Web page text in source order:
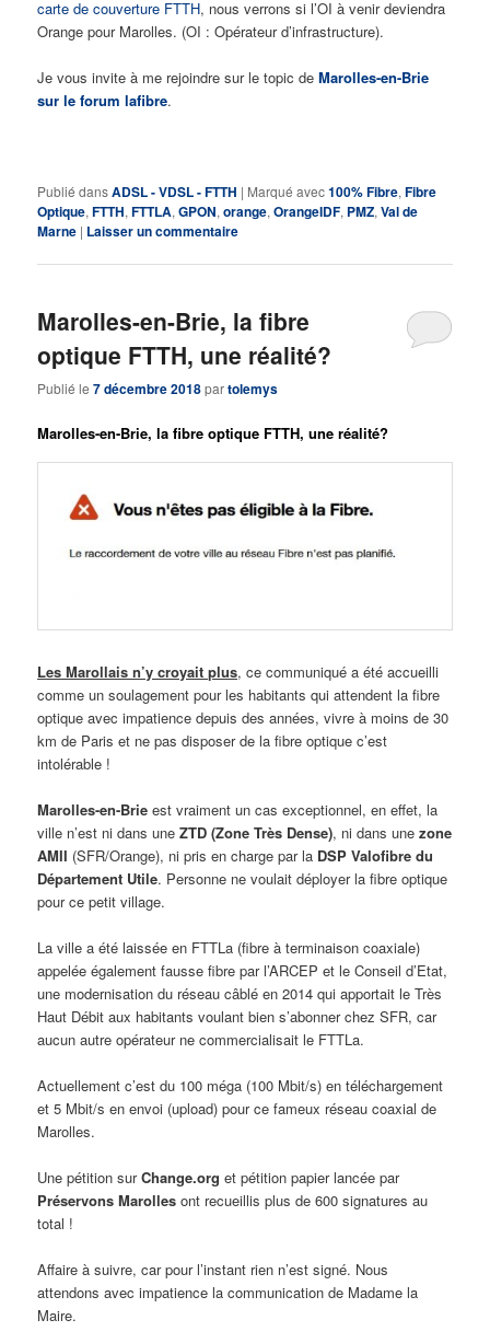
carte de couverture FTTH, nous verrons si l’OI à venir deviendra
Orange pour Marolles. (OI : Opérateur d’infrastructure).
Je vous invite à me rejoindre sur le topic deMarolles-en-Brie
sur le forum lafibre.
Publié dansADSL - VDSL - FTTH | Marqué avec100% Fibre,Fibre
Optique,FTTH,FTTLA,GPON,orange,OrangeIDF, PMZ,Val de
Marne | Laisser un commentaire
Marolles-en-Brie, la fibre
optique FTTH, une réalité?
Publié le7 décembre 2018partolemys
Marolles-en-Brie, la fibre optique FTTH, une réalité?
Les Marollais n’y croyait plus, ce communiqué a été accueilli
comme un soulagement pour les habitants qui attendent la fibre
optique avec impatience depuis des années, vivre à moins de 30
km de Paris et ne pas disposer de la fibre optique c’est
intolérable !
Marolles-en-Brie est vraiment un cas exceptionnel, en effet, la
ville n’est ni dans uneZTD (Zone Très Dense), ni dans unezone
AMII (SFR/Orange), ni pris en charge par la DSP Valofibre du
Département Utile. Personne ne voulait déployer la fibre optique
pour ce petit village.
La ville a été laissée en FTTLa (fibre à terminaison coaxiale)
appelée également fausse fibre par l’ARCEP et le Conseil d’Etat,
une modernisation du réseau câblé en 2014 qui apportait le Très
Haut Débit aux habitants voulant bien s’abonner chez SFR, car
aucun autre opérateur ne commercialisait le FTTLa.
Actuellement c’est du 100 méga (100 Mbit/s) en téléchargement
et 5 Mbit/s en envoi (upload) pour ce fameux réseau coaxial de
Marolles.
Une pétition surChange.org et pétition papier lancée par
Préservons Marolles ont recueillis plus de 600 signatures au
total !
Affaire à suivre, car pour l’instant rien n’est signé. Nous
attendons avec impatience la communication de Madame la
Maire.